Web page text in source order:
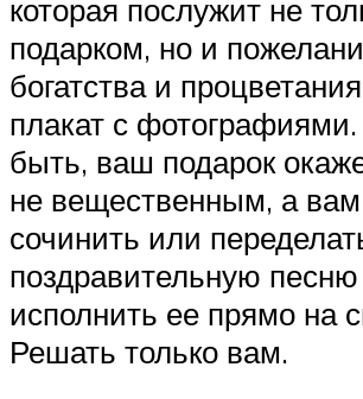
которая послужит не
подарком, но и
богатства и
плакат с
быть, ваш подарок
не вещественным, а вам
сочинить или
поздравительную
исполнить ее прямо на
Решать только вам.